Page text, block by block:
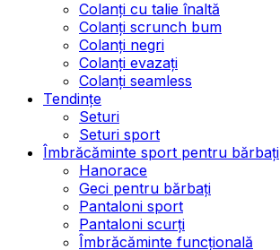
Colanți cu talie înaltă
Colanți scrunch bum
Colanți negri
Colanți evazați
Colanți seamless
Tendințe
Seturi
Seturi sport
Îmbrăcăminte sport pentru bărbați
Hanorace
Geci pentru bărbați
Pantaloni sport
Pantaloni scurți
Îmbrăcăminte funcțională